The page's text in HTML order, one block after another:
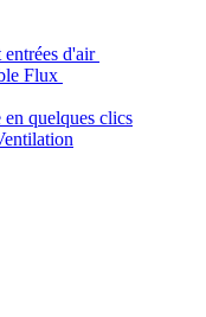
d'air
Flux
quelques clics